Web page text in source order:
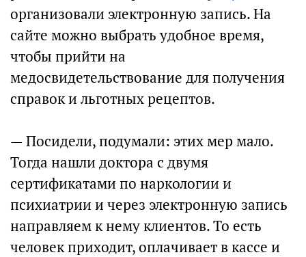
организовали электронную запись. На
сайте можно выбрать удобное время,
чтобы прийти на
медосвидетельствование для получения
справок и льготных рецептов.
— Посидели, подумали: этих мер мало.
Тогда нашли доктора с двумя
сертификатами по наркологии и
психиатрии и через электронную запись
направляем к нему клиентов. То есть
человек приходит, оплачивает в кассе и